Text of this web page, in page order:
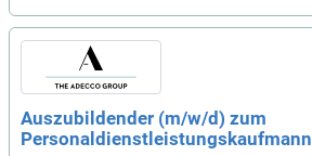
Auszubildender (m/w/d) zum
Personaldienstleistungskaufmann